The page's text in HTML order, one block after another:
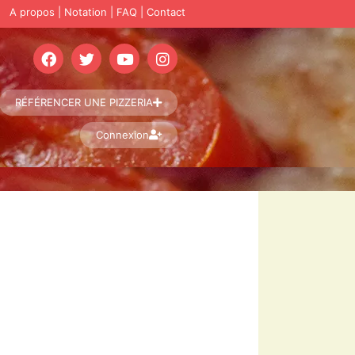
A propos Notation FAQ Contact
RÉFÉRENCER UNE PIZZERIA
Connexion